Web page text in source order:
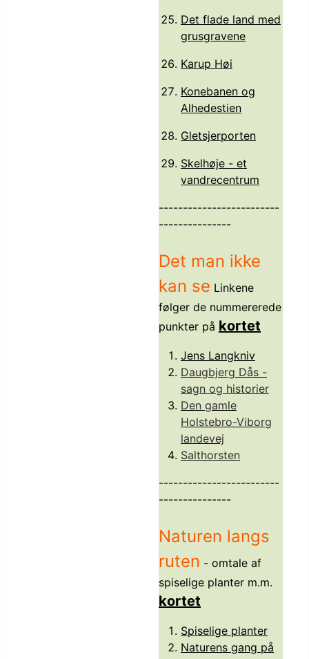
Det flade land med
grusgravene
Karup Høi
Konebanen og
Alhedestien
Gletsjerporten
Skelhøje - et
vandrecentrum
-------------------------
---------------
Det man ikke
kan se Linkene
følger de nummererede
punkter på kortet
Jens Langkniv
Daugbjerg Dås -
sagn og historier
Den gamle
Holstebro-Viborg
landevej
Salthorsten
-------------------------
---------------
Naturen langs
ruten - omtale af
spiselige planter m.m.
kortet
Spiselige planter
Naturens gang på